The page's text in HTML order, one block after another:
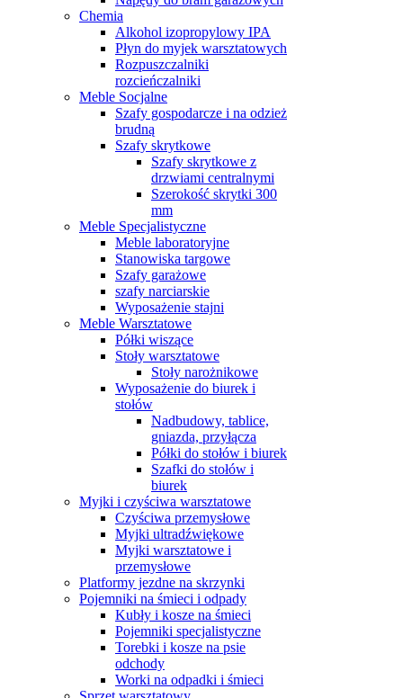
Chemia
Alkohol izopropylowy IPA
Płyn do myjek warsztatowych
Rozpuszczalniki
rozcieńczalniki
Meble Socjalne
Szafy gospodarcze i na odzież
brudną
Szafy skrytkowe
Szafy skrytkowe z
drzwiami centralnymi
Szerokość skrytki 300
mm
Meble Specjalistyczne
Meble laboratoryjne
Stanowiska targowe
Szafy garażowe
szafy narciarskie
Wyposażenie stajni
Meble Warsztatowe
Półki wiszące
Stoły warsztatowe
Stoły narożnikowe
Wyposażenie do biurek i
stołów
Nadbudowy, tablice,
gniazda, przyłącza
Półki do stołów i biurek
Szafki do stołów i
biurek
Myjki i czyściwa warsztatowe
Czyściwa przemysłowe
Myjki ultradźwiękowe
Myjki warsztatowe i
przemysłowe
Platformy jezdne na skrzynki
Pojemniki na śmieci i odpady
Kubły i kosze na śmieci
Pojemniki specjalistyczne
Torebki i kosze na psie
odchody
Worki na odpadki i śmieci